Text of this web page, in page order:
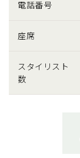
電話番号
座席
スタイリスト
数